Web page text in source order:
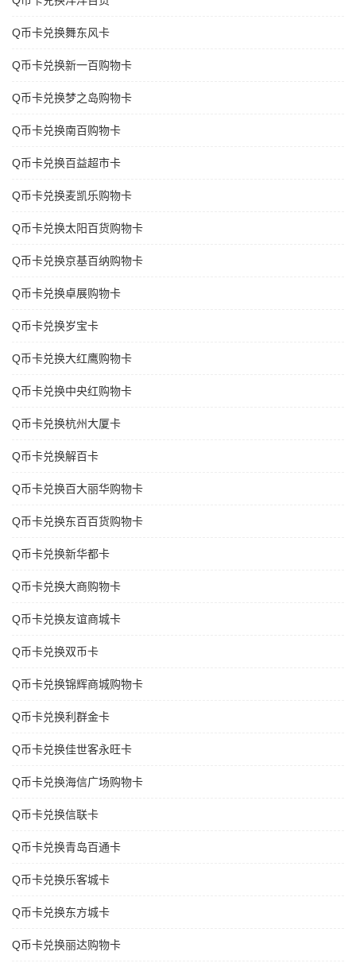
Q币卡兑换舞东风卡
Q币卡兑换新一百购物卡
Q币卡兑换梦之岛购物卡
Q币卡兑换南百购物卡
Q币卡兑换百益超市卡
Q币卡兑换麦凯乐购物卡
Q币卡兑换太阳百货购物卡
Q币卡兑换京基百纳购物卡
Q币卡兑换卓展购物卡
Q币卡兑换岁宝卡
Q币卡兑换大红鹰购物卡
Q币卡兑换中央红购物卡
Q币卡兑换杭州大厦卡
Q币卡兑换解百卡
Q币卡兑换百大丽华购物卡
Q币卡兑换东百百货购物卡
Q币卡兑换新华都卡
Q币卡兑换大商购物卡
Q币卡兑换友谊商城卡
Q币卡兑换双币卡
Q币卡兑换锦辉商城购物卡
Q币卡兑换利群金卡
Q币卡兑换佳世客永旺卡
Q币卡兑换海信广场购物卡
Q币卡兑换信联卡
Q币卡兑换青岛百通卡
Q币卡兑换乐客城卡
Q币卡兑换东方城卡
Q币卡兑换丽达购物卡